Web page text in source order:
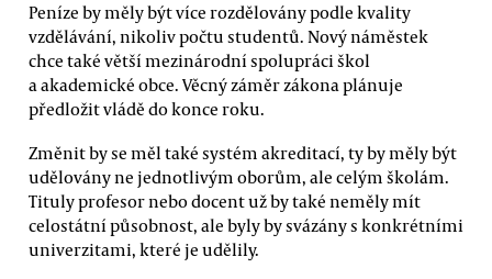
Peníze by měly být více rozdělovány podle kvality
vzdělávání, nikoliv počtu studentů. Nový náměstek
chce také větší mezinárodní spolupráci škol
a akademické obce. Věcný záměr zákona plánuje
předložit vládě do konce roku.
Změnit by se měl také systém akreditací, ty by měly být
udělovány ne jednotlivým oborům, ale celým školám.
Tituly profesor nebo docent už by také neměly mít
celostátní působnost, ale byly by svázány s konkrétními
univerzitami, které je udělily.